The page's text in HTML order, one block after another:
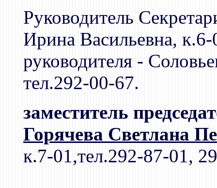
Руководитель
Ирина Васильевна,
руководителя -
тел.292-00-67.
заместитель
Горячева Светлана
к.7-01,тел.292-87-01,